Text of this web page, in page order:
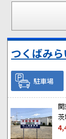
駐車場